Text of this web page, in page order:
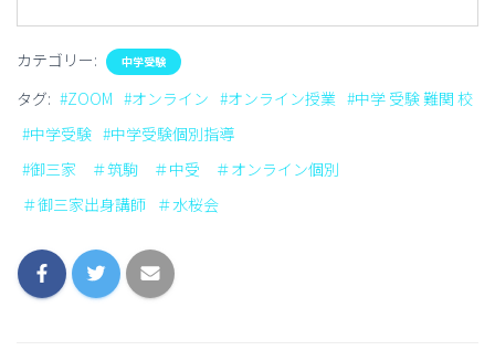
カテゴリー: 中学受験
タグ: #ZOOM #オンライン #オンライン授業 #中学 受験 難関 校
#中学受験 #中学受験個別指導
#御三家 ＃筑駒 ＃中受 ＃オンライン個別
＃御三家出身講師 ＃水桜会